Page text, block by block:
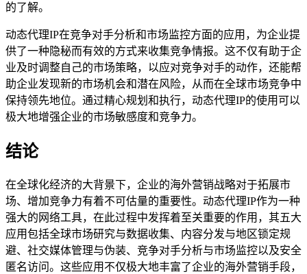
的了解。
动态代理IP在竞争对手分析和市场监控方面的应用，为企业提
供了一种隐秘而有效的方式来收集竞争情报。这不仅有助于企
业及时调整自己的市场策略，以应对竞争对手的动作，还能帮
助企业发现新的市场机会和潜在风险，从而在全球市场竞争中
保持领先地位。通过精心规划和执行，动态代理IP的使用可以
极大地增强企业的市场敏感度和竞争力。
结论
在全球化经济的大背景下，企业的海外营销战略对于拓展市
场、增加竞争力有着不可估量的重要性。动态代理IP作为一种
强大的网络工具，在此过程中发挥着至关重要的作用，其五大
应用包括全球市场研究与数据收集、内容分发与地区锁定规
避、社交媒体管理与伪装、竞争对手分析与市场监控以及安全
匿名访问。这些应用不仅极大地丰富了企业的海外营销手段，